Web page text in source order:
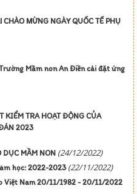
MỪNG NGÀY QUỐC TẾ PHỤ
Mầm non An Điền cài đặt ứng
KIỂM TRA HOẠT ĐỘNG CỦA
2023
DỤC MẦM NON (24/12/2022)
học: 2022-2023 (22/11/2022)
Việt Nam 20/11/1982 - 20/11/2022